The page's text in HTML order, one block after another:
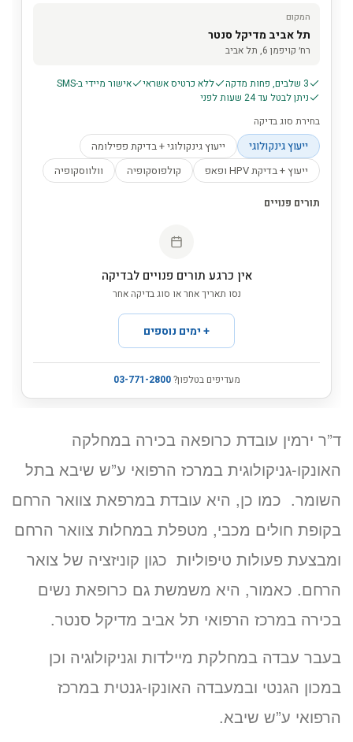
ד”ר ירמין עובדת כרופאה בכירה במחלקה
האונקו-גניקולוגית במרכז הרפואי ע”ש שיבא בתל
השומר. כמו כן, היא עובדת במרפאת צוואר הרחם
בקופת חולים מכבי, מטפלת במחלות צוואר הרחם
ומבצעת פעולות טיפוליות כגון קוניזציה של צואר
הרחם. כאמור, היא משמשת גם כרופאת נשים
בכירה במרכז הרפואי תל אביב מדיקל סנטר.
בעבר עבדה במחלקת מיילדות וגניקולוגיה וכן
במכון הגנטי ובמעבדה האונקו-גנטית במרכז
הרפואי ע”ש שיבא.